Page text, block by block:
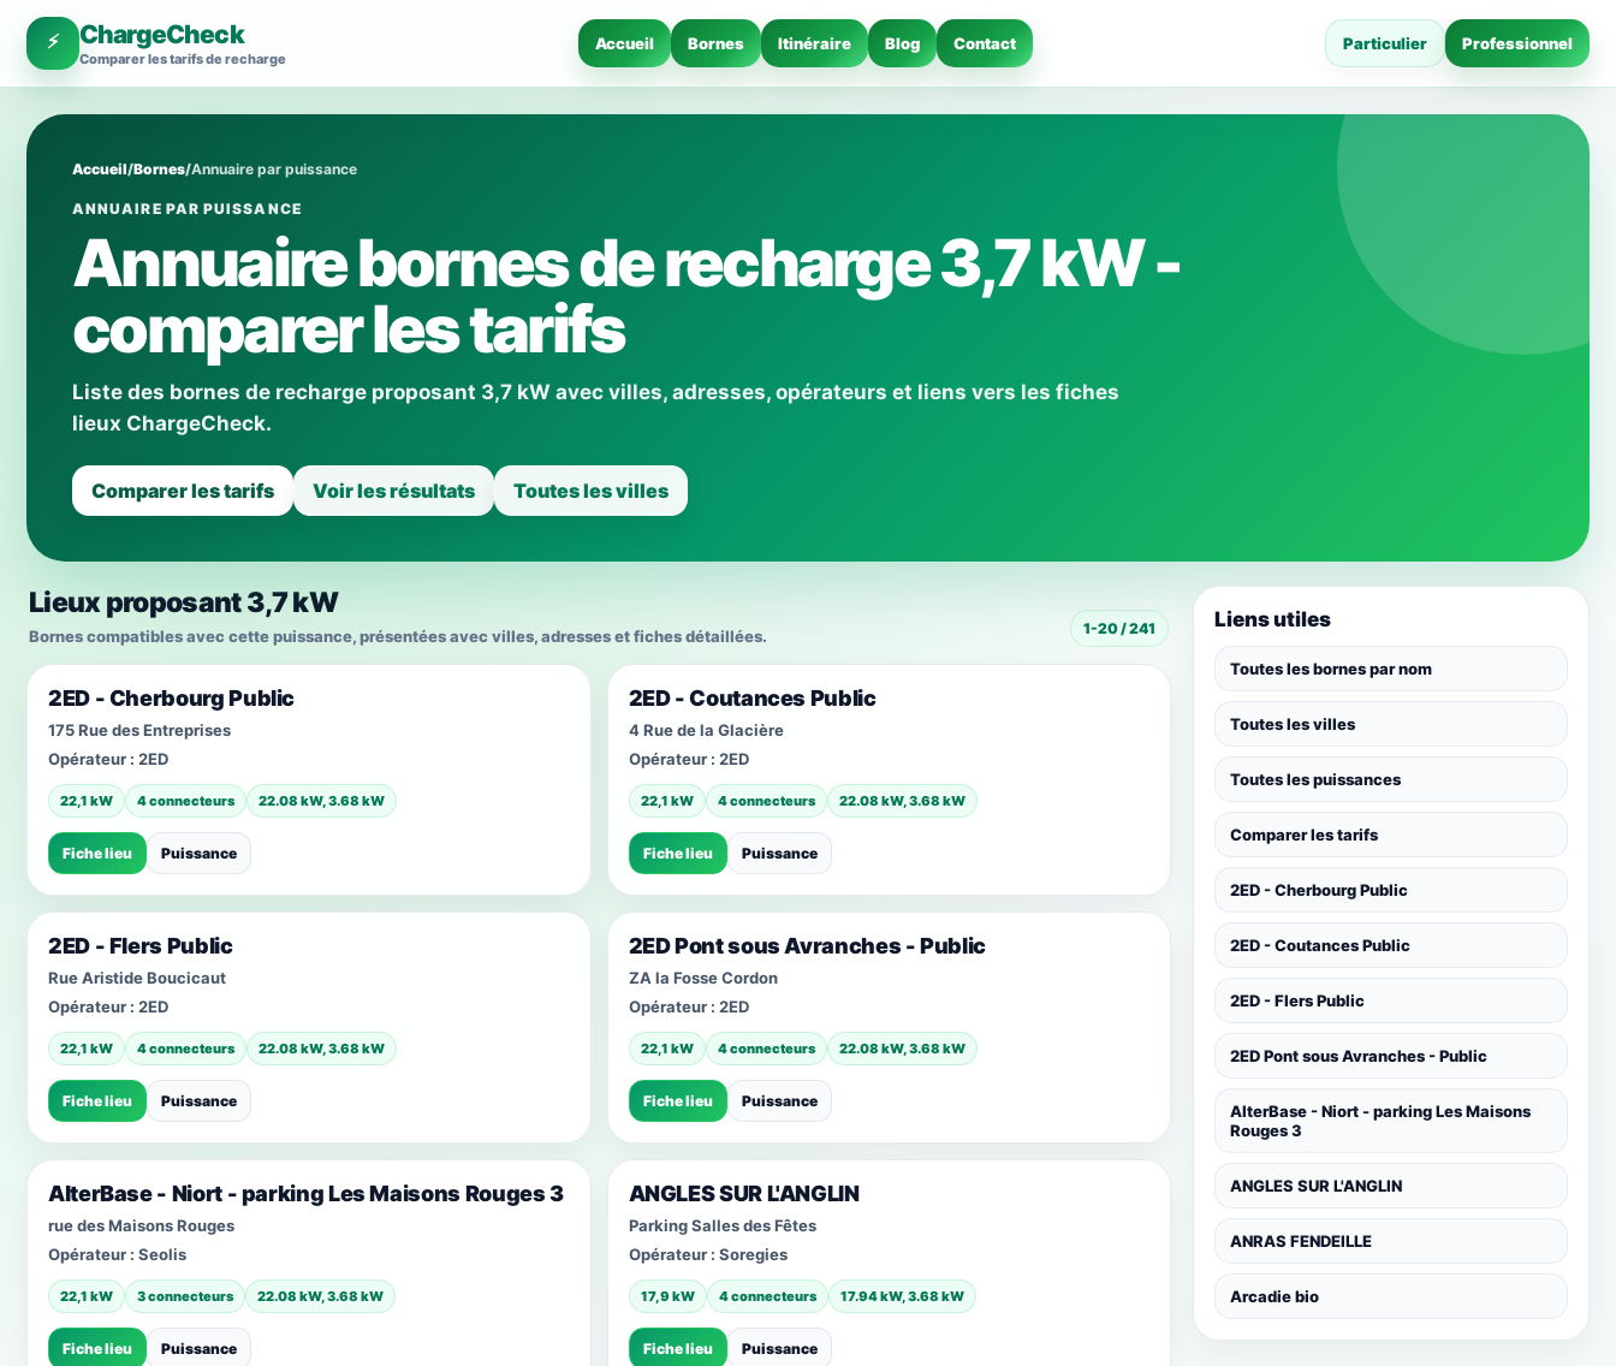
⚡ ChargeCheck
Comparer les tarifs de recharge
Accueil Bornes Itinéraire Blog Contact Particulier Professionnel
Accueil/Bornes/Annuaire par puissance
ANNUAIRE PAR PUISSANCE
Annuaire bornes de recharge 3,7 kW -
comparer les tarifs
Liste des bornes de recharge proposant 3,7 kW avec villes, adresses, opérateurs et liens vers les fiches
lieux ChargeCheck.
Comparer les tarifs Voir les résultats Toutes les villes
Lieux proposant 3,7 kW
Bornes compatibles avec cette puissance, présentées avec villes, adresses et fiches détaillées. 1-20 / 241
2ED - Cherbourg Public
175 Rue des Entreprises
Opérateur : 2ED
22,1 kW 4 connecteurs 22.08 kW, 3.68 kW
Fiche lieu Puissance
2ED - Coutances Public
4 Rue de la Glacière
Opérateur : 2ED
22,1 kW 4 connecteurs 22.08 kW, 3.68 kW
Fiche lieu Puissance
2ED - Flers Public
Rue Aristide Boucicaut
Opérateur : 2ED
22,1 kW 4 connecteurs 22.08 kW, 3.68 kW
Fiche lieu Puissance
2ED Pont sous Avranches - Public
ZA la Fosse Cordon
Opérateur : 2ED
22,1 kW 4 connecteurs 22.08 kW, 3.68 kW
Fiche lieu Puissance
AlterBase - Niort - parking Les Maisons Rouges 3
rue des Maisons Rouges
Opérateur : Seolis
22,1 kW 3 connecteurs 22.08 kW, 3.68 kW
Fiche lieu Puissance
ANGLES SUR L'ANGLIN
Parking Salles des Fêtes
Opérateur : Soregies
17,9 kW 4 connecteurs 17.94 kW, 3.68 kW
Fiche lieu Puissance
Liens utiles
Toutes les bornes par nom
Toutes les villes
Toutes les puissances
Comparer les tarifs
2ED - Cherbourg Public
2ED - Coutances Public
2ED - Flers Public
2ED Pont sous Avranches - Public
AlterBase - Niort - parking Les Maisons
Rouges 3
ANGLES SUR L'ANGLIN
ANRAS FENDEILLE
Arcadie bio